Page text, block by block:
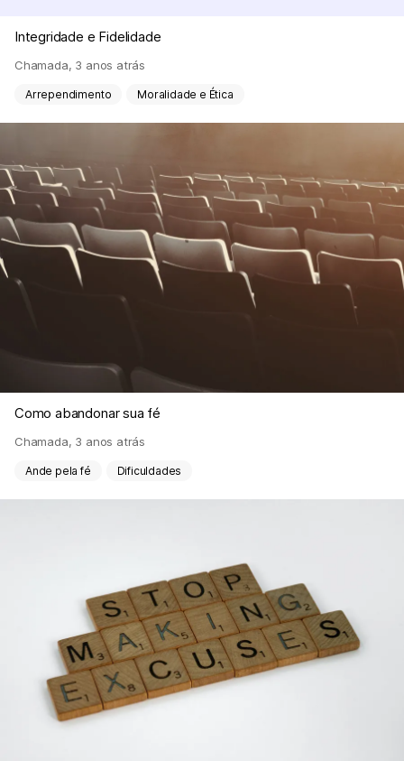
Integridade e Fidelidade
Chamada, 3 anos atrás
Arrependimento Moralidade e Ética
Como abandonar sua fé
Chamada, 3 anos atrás
Ande pela fé Dificuldades